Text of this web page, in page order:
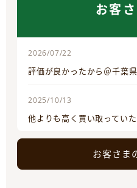
お客
2026/07/22
評価が良かったから＠千葉
2025/10/13
他よりも高く買い取ってい
お客さま